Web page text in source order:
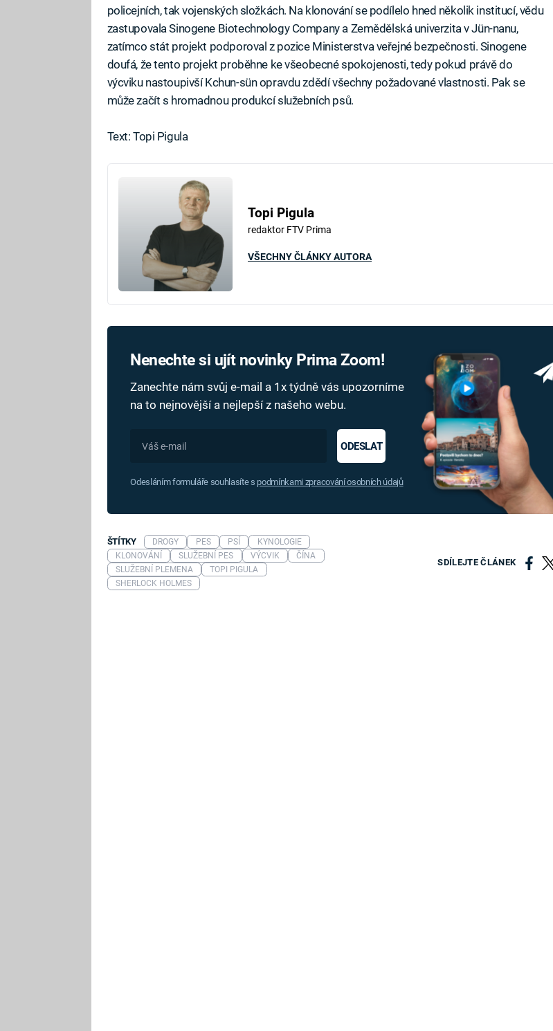
policejních, tak vojenských složkách. Na klonování se podílelo hned několik institucí, vědu
zastupovala Sinogene Biotechnology Company a Zemědělská univerzita v Jün-nanu,
zatímco stát projekt podporoval z pozice Ministerstva veřejné bezpečnosti. Sinogene
doufá, že tento projekt proběhne ke všeobecné spokojenosti, tedy pokud právě do
výcviku nastoupivší Kchun-sün opravdu zdědí všechny požadované vlastnosti. Pak se
může začít s hromadnou produkcí služebních psů.
Text: Topi Pigula
Topi Pigula
redaktor FTV Prima
VŠECHNY ČLÁNKY AUTORA
Nenechte si ujít novinky Prima Zoom!
Zanechte nám svůj e-mail a 1x týdně vás upozorníme
na to nejnovější a nejlepší z našeho webu.
ODESLAT
Odesláním formuláře souhlasíte s podmínkami zpracování osobních údajů
SDÍLEJTE ČLÁNEK
ŠTÍTKY DROGY PES PSÍ
KYNOLOGIE
KLONOVÁNÍ
SLUŽEBNÍ PES VÝCVIK
ČÍNA
SLUŽEBNÍ PLEMENA
TOPI PIGULA
SHERLOCK HOLMES